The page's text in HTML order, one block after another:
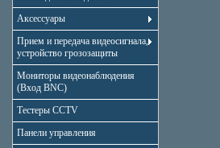
Аксессуары
Прием и передача видеосигнала,
устройство грозозащиты
Мониторы видеонаблюдения
(Вход BNC)
Тестеры CCTV
Панели управления